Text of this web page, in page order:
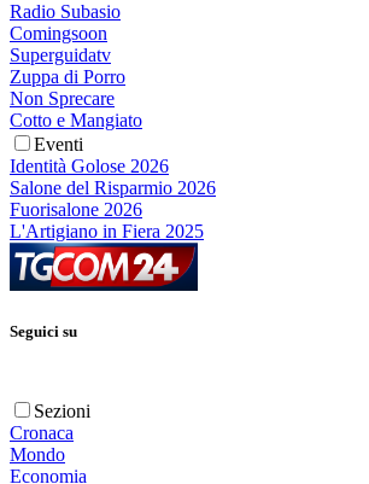
Radio Subasio
Comingsoon
Superguidatv
Zuppa di Porro
Non Sprecare
Cotto e Mangiato
Eventi
Identità Golose 2026
Salone del Risparmio 2026
Fuorisalone 2026
L'Artigiano in Fiera 2025
Seguici su
Sezioni
Cronaca
Mondo
Economia